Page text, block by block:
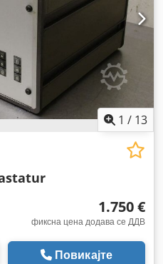
1 / 13
1.750 €
фиксна цена додава се ДДВ
Повикајте